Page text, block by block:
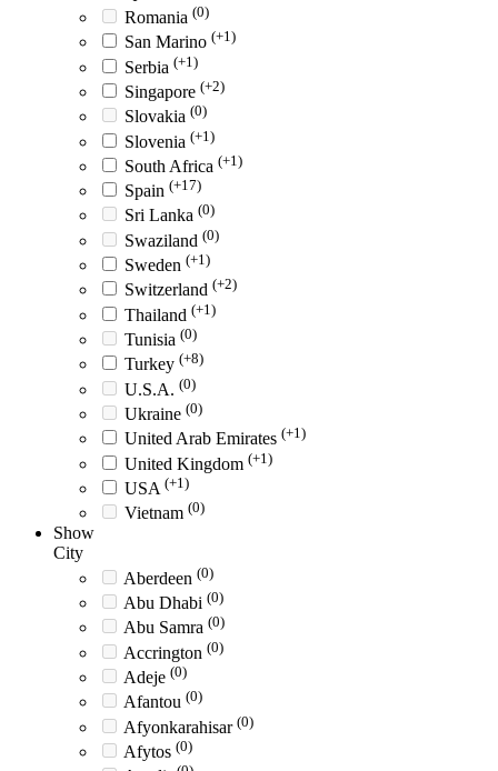
Romania (0)
San Marino (+1)
Serbia (+1)
Singapore (+2)
Slovakia (0)
Slovenia (+1)
South Africa (+1)
Spain (+17)
Sri Lanka (0)
Swaziland (0)
Sweden (+1)
Switzerland (+2)
Thailand (+1)
Tunisia (0)
Turkey (+8)
U.S.A. (0)
Ukraine (0)
United Arab Emirates (+1)
United Kingdom (+1)
USA (+1)
Vietnam (0)
Show
City
Aberdeen (0)
Abu Dhabi (0)
Abu Samra (0)
Accrington (0)
Adeje (0)
Afantou (0)
Afyonkarahisar (0)
Afytos (0)